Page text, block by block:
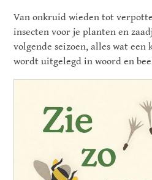
Van onkruid wieden tot
insecten voor je planten en
volgende seizoen, alles wat
wordt uitgelegd in woord en